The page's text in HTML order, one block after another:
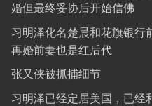
婚但最终妥协后开始信佛
习明泽化名楚晨和花旗银行
再婚前妻也是红后代
张又侠被抓捕细节
习明泽已经定居美国，已经